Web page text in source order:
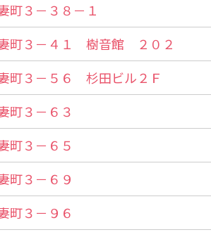
町３－３８－１
町３－４１ 樹音館 ２０２
町３－５６ 杉田ビル２Ｆ
町３－６３
町３－６５
町３－６９
町３－９６